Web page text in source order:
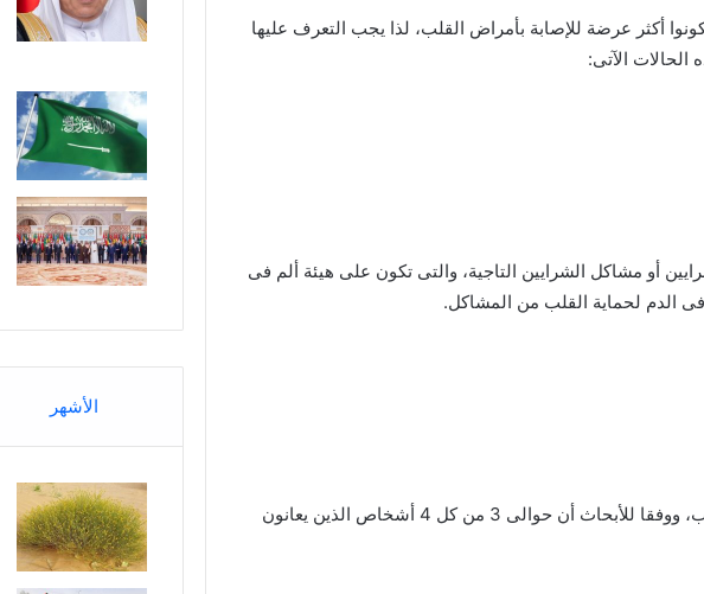
الموقع الهندى”بولد سكاى” 4 حالات يكونوا أكثر عرضة للإصابة بأمراض القلب، لذا يجب التعرف عليها
الآتى:
أو مشاكل الشرايين التاجية، والتى تكون على هيئة ألم فى
الدم لحماية القلب من المشاكل.
سواء من النوع الأول أو الثانى يمكن أن يكون قاتلا للقلب، ووفقا للأبحاث أن حوالى 3 من كل 4 أشخاص الذين يعانون
الأشهر